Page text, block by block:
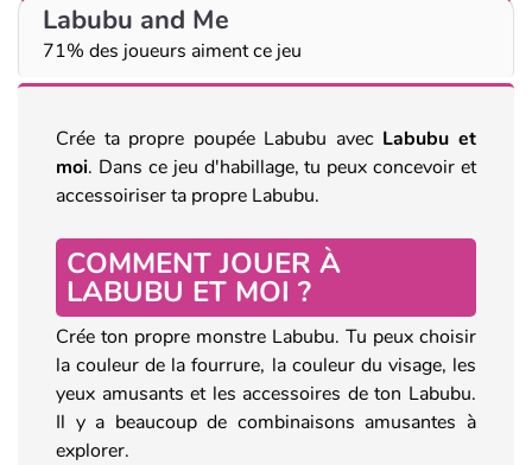
Labubu and Me
71% des joueurs aiment ce jeu
Crée ta propre poupée Labubu avec Labubu et
moi. Dans ce jeu d'habillage, tu peux concevoir et
accessoiriser ta propre Labubu.
COMMENT JOUER À
LABUBU ET MOI ?
Crée ton propre monstre Labubu. Tu peux choisir
la couleur de la fourrure, la couleur du visage, les
yeux amusants et les accessoires de ton Labubu.
Il y a beaucoup de combinaisons amusantes à
explorer.